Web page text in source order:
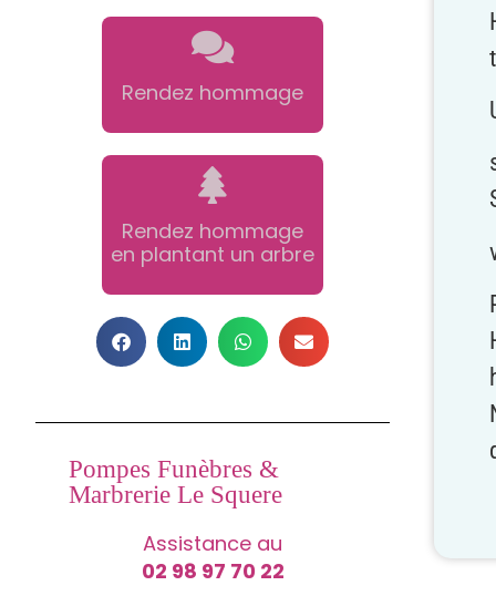
Rendez hommage
Rendez hommage
en plantant un arbre
Pompes Funèbres &
Marbrerie Le Squere
Assistance au
02 98 97 70 22